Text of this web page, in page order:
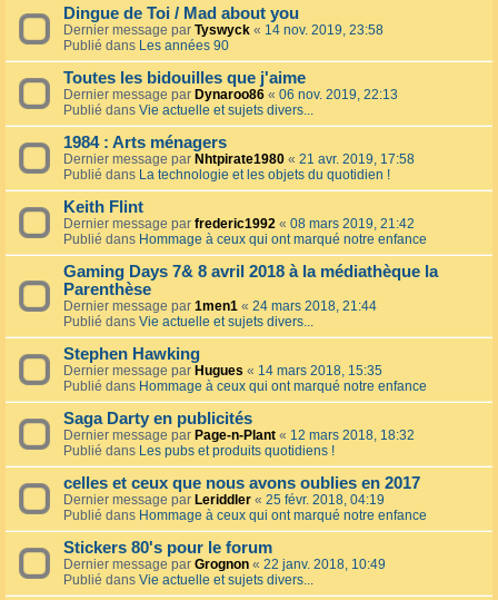
Dingue de Toi / Mad about you
Dernier message par Tyswyck « 14 nov. 2019, 23:58
Publié dans Les années 90
Toutes les bidouilles que j'aime
Dernier message par Dynaroo86 « 06 nov. 2019, 22:13
Publié dans Vie actuelle et sujets divers...
1984 : Arts ménagers
Dernier message par Nhtpirate1980 « 21 avr. 2019, 17:58
Publié dans La technologie et les objets du quotidien !
Keith Flint
Dernier message par frederic1992 « 08 mars 2019, 21:42
Publié dans Hommage à ceux qui ont marqué notre enfance
Gaming Days 7& 8 avril 2018 à la médiathèque la
Parenthèse
Dernier message par 1men1 « 24 mars 2018, 21:44
Publié dans Vie actuelle et sujets divers...
Stephen Hawking
Dernier message par Hugues « 14 mars 2018, 15:35
Publié dans Hommage à ceux qui ont marqué notre enfance
Saga Darty en publicités
Dernier message par Page-n-Plant « 12 mars 2018, 18:32
Publié dans Les pubs et produits quotidiens !
celles et ceux que nous avons oublies en 2017
Dernier message par Leriddler « 25 févr. 2018, 04:19
Publié dans Hommage à ceux qui ont marqué notre enfance
Stickers 80's pour le forum
Dernier message par Grognon « 22 janv. 2018, 10:49
Publié dans Vie actuelle et sujets divers...